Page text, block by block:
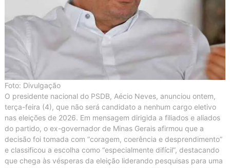
Foto: Divulgação
O presidente nacional do PSDB, Aécio Neves, anunciou ontem,
terça-feira (4), que não será candidato a nenhum cargo eletivo
nas eleições de 2026. Em mensagem dirigida a filiados e aliados
do partido, o ex-governador de Minas Gerais afirmou que a
decisão foi tomada com “coragem, coerência e desprendimento”
e classificou a escolha como “especialmente difícil”, destacando
que chega às vésperas da eleição liderando pesquisas para uma